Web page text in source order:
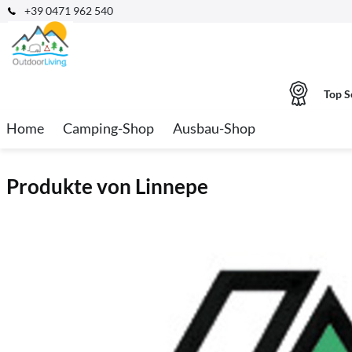
+39 0471 962 540
Top
Home Camping-Shop Ausbau-Shop
Produkte von Linnepe